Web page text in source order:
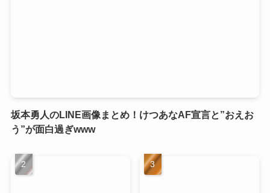
坂本勇人のLINE画像まとめ！けつあなAF宣言と”おえお
う”が面白過ぎwww